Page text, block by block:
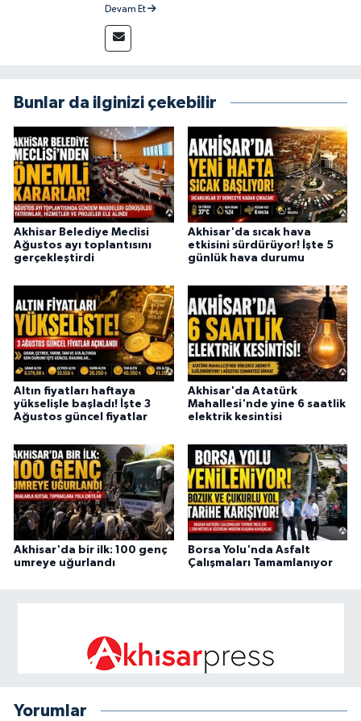
Devam Et
Bunlar da ilginizi çekebilir
Akhisar Belediye Meclisi
Ağustos ayı toplantısını
gerçekleştirdi
Akhisar'da sıcak hava
etkisini sürdürüyor! İşte 5
günlük hava durumu
Altın fiyatları haftaya
yükselişle başladı! İşte 3
Ağustos güncel fiyatlar
Akhisar'da Atatürk
Mahallesi'nde yine 6 saatlik
elektrik kesintisi
Akhisar'da bir ilk: 100 genç
umreye uğurlandı
Borsa Yolu'nda Asfalt
Çalışmaları Tamamlanıyor
Yorumlar